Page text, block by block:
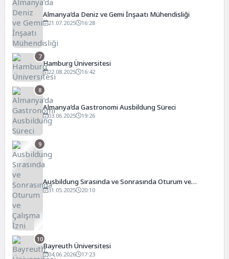
Almanya’da Deniz ve Gemi İnşaatı Mühendisliği
21.07.2025 16:28
7
Hamburg Üniversitesi
22.08.2025 16:42
8
Almanya’da Gastronomi Ausbildung Süreci
03.06.2025 19:26
9
Ausbildung Sırasında ve Sonrasında Oturum ve
Çalışma İzni
31.05.2025 20:10
10
Bayreuth Üniversitesi
04.06.2026 17:23